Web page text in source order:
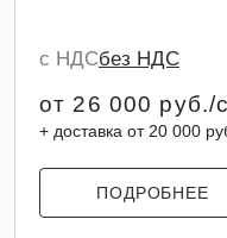
с НДСбез НДС
от 26 000 руб./
+ доставка от 20 000
ПОДРОБНЕЕ